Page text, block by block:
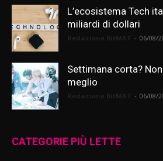
L’ecosistema Tech
miliardi di dollari
- 06/08/
Settimana corta?
meglio
- 06/08/
CATEGORIE PIÙ LETTE